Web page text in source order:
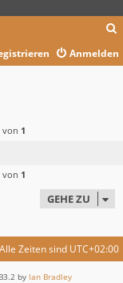
c
Anmelden
von 1
von 1
GEHE ZU
Alle Zeiten sind UTC+02:00
by Ian Bradley